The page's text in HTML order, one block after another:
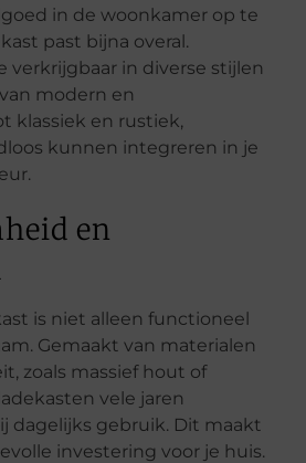
in de woonkamer op te
past bijna overal.
verkrijgbaar in diverse stijlen
modern en
klassiek en rustiek,
kunnen integreren in je
en
is niet alleen functioneel
Gemaakt van materialen
zoals massief hout of
vele jaren
dagelijks gebruik. Dit maakt
investering voor je huis.